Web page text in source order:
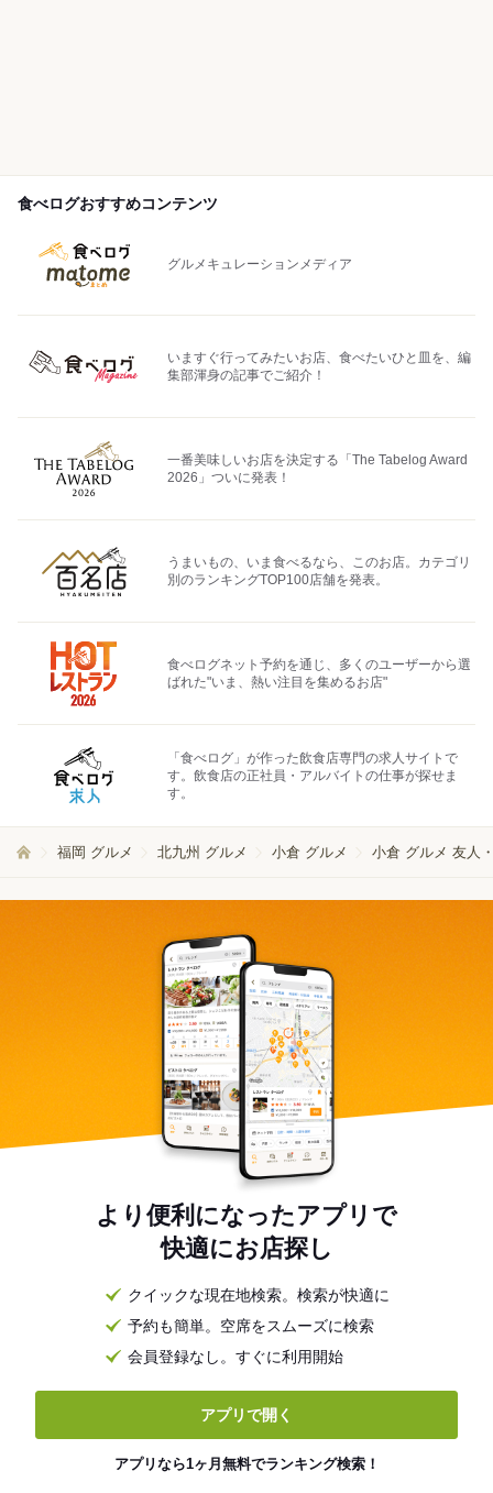
食べログおすすめコンテンツ
グルメキュレーションメディア
いますぐ行ってみたいお店、食べたいひと皿を、編
集部渾身の記事でご紹介！
一番美味しいお店を決定する「The Tabelog Award
2026」ついに発表！
うまいもの、いま食べるなら、このお店。カテゴリ
別のランキングTOP100店舗を発表。
食べログネット予約を通じ、多くのユーザーから選
ばれた"いま、熱い注目を集めるお店"
「食べログ」が作った飲食店専門の求人サイトで
す。飲食店の正社員・アルバイトの仕事が探せま
す。
福岡 グルメ 北九州 グルメ 小倉 グルメ 小倉 グルメ 友人
より便利になったアプリで
快適にお店探し
クイックな現在地検索。検索が快適に
予約も簡単。空席をスムーズに検索
会員登録なし。すぐに利用開始
アプリで開く
アプリなら1ヶ月無料でランキング検索！